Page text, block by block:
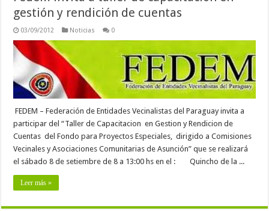
gestión y rendición de cuentas
03/09/2012 Noticias 0
FEDEM – Federación de Entidades Vecinalistas del Paraguay invita a
participar del “Taller de Capacitacion en Gestion y Rendicion de
Cuentas del Fondo para Proyectos Especiales, dirigido a Comisiones
Vecinales y Asociaciones Comunitarias de Asunción” que se realizará
el sábado 8 de setiembre de 8 a 13:00 hs en el : Quincho de la ...
Leer más »